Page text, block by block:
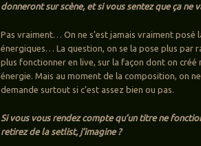
donneront sur scène, et si vous sentez que ça ne
Pas vraiment… On ne s’est jamais vraiment
énergiques… La question, on se la pose plus par
plus fonctionner en live, sur la façon dont on
énergie. Mais au moment de la composition, on
demande surtout si c’est assez bien ou pas.
Si vous vous rendez compte qu’un titre ne
retirez de la setlist, j’imagine ?